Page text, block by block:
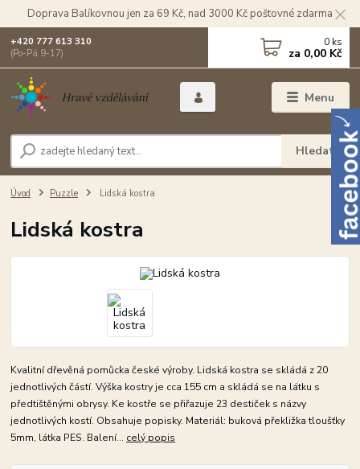
Doprava Balíkovnou jen za 69 Kč, nad 3000 Kč poštovné zdarma
Menu
Hledat
+420 777 613 310
(Po-Pá 9-17)
0 ks
za 0,00 Kč
Úvod Puzzle Lidská kostra
Lidská kostra
Kvalitní dřevěná pomůcka české výroby. Lidská kostra se skládá z 20
jednotlivých částí. Výška kostry je cca 155 cm a skládá se na látku s
předtištěnými obrysy. Ke kostře se přiřazuje 23 destiček s názvy
jednotlivých kostí. Obsahuje popisky. Materiál: buková překližka tloušťky
5mm, látka PES. Balení... celý popis